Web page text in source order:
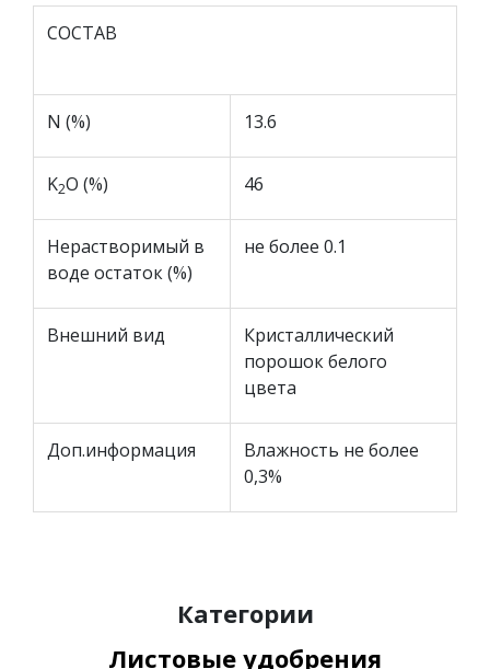
СОСТАВ
N (%) 13.6
K2O (%) 46
Нерастворимый в
воде остаток (%)
не более 0.1
Внешний вид
Кристаллический
порошок белого
цвета
Доп.информация
Влажность не более
0,3%
Категории
Листовые удобрения